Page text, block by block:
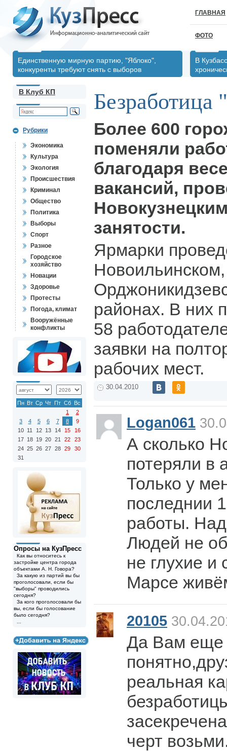
ГЛАВНАЯ
ФОТО
Единственную мирную партию, "Яблоко",
конкуренты требуют снять с выборов
В
В Клуб КП
Рубрики
Экономика
Культура
Экология
Происшествия
Криминал
Общество
Политика
Выборы
Спорт
Разное
Городское
хозяйство
Новации
Здоровье
Протесты
Погода, климат
Вооружённые
конфликты
Пн Вт Ср Чт Пт Сб Вс
1
2
3
4 5 6 7 8
9
10 11 12 13 14 15
16
17 18 19 20 21 22
23
24 25 26 27 28 29
30
31
Опросы на КузПресс
Как вы относитесь к
застройке центра города
объектами А. Н. Говора?
За какую из партий вы бы
проголосовали, если бы
"выборы" проводились
сегодня?
За кого проголосовали бы
вы, если бы голосование
было сегодня?
Безработица
Более 600
поменяли
благодаря
вакансий,
занятости.
Ярмарки
Новоильинском,
районах. В них
58
заявки на
рабочих мест.
30.04.2010
Logan061
А сколько
потеряли в
Только у
последнии
работы.
Людей не
не глухие и
Марсе
20105
Да Вам еще
реальная
черт